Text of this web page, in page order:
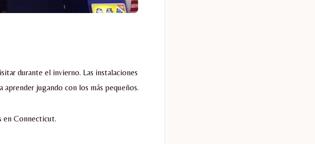
durante el invierno. Las instalaciones
jugando con los más pequeños.
en Connecticut.